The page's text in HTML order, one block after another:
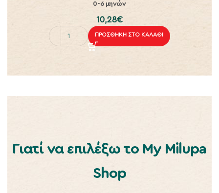
0-6 μηνών
10,28€
ΠΡΟΣΘΉΚΗ ΣΤΟ ΚΑΛΆΘΙ
Γιατί να επιλέξω το My Milupa
Shop